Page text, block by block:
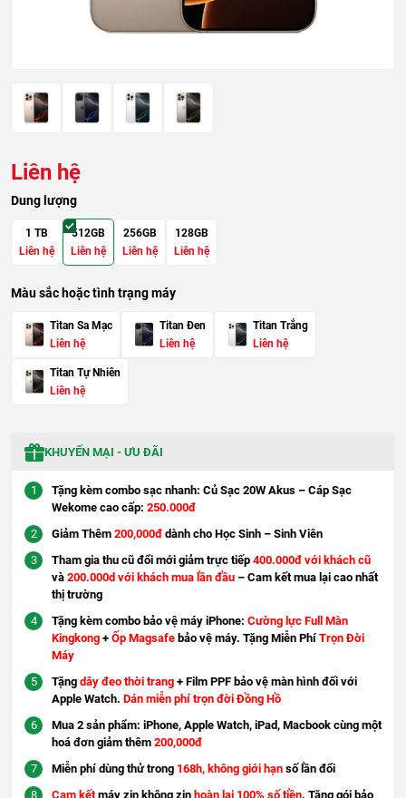
Liên hệ
Dung lượng
1 TB
Liên hệ
512GB
Liên hệ
256GB
Liên hệ
128GB
Liên hệ
Màu sắc hoặc tình trạng máy
Titan Sa Mạc
Liên hệ
Titan Đen
Liên hệ
Titan Trắng
Liên hệ
Titan Tự Nhiên
Liên hệ
KHUYẾN MẠI - ƯU ĐÃI
Tặng kèm combo sạc nhanh: Củ Sạc 20W Akus – Cáp Sạc
Wekome cao cấp: 250.000đ
Giảm Thêm 200,000đ dành cho Học Sinh – Sinh Viên
Tham gia thu cũ đổi mới giảm trực tiếp 400.000đ với khách cũ
và 200.000d với khách mua lần đầu – Cam kết mua lại cao nhất
thị trường
Tặng kèm combo bảo vệ máy iPhone: Cường lực Full Màn
Kingkong + Ốp Magsafe bảo vệ máy. Tặng Miễn Phí Trọn Đời
Máy
Tặng dây đeo thời trang + Film PPF bảo vệ màn hình đối với
Apple Watch. Dán miễn phí trọn đời Đồng Hồ
Mua 2 sản phẩm: iPhone, Apple Watch, iPad, Macbook cùng một
hoá đơn giảm thêm 200,000đ
Miễn phí dùng thử trong 168h, không giới hạn số lần đổi
Cam kếtmáy zin không zin hoàn lại 100% số tiền. Tặng gói bảo